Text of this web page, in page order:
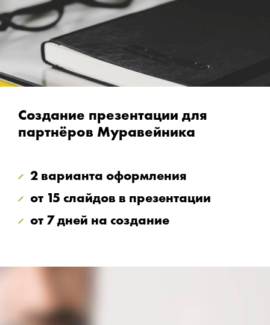
Создание презентации для
партнёров Муравейника
2 варианта оформления
от 15 слайдов в презентации
от 7 дней на создание